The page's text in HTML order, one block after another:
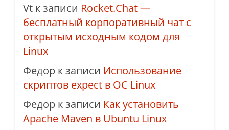
Vt к записи Rocket.Chat —
бесплатный корпоративный чат с
открытым исходным кодом для
Linux
Федор к записи Использование
скриптов expect в ОС Linux
Федор к записи Как установить
Apache Maven в Ubuntu Linux